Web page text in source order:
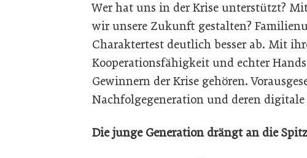
Wer hat uns in der Krise unterstützt?
wir unsere Zukunft gestalten?
Charaktertest deutlich besser ab. Mit
Kooperationsfähigkeit und echter
Gewinnern der Krise gehören.
Nachfolgegeneration und deren digitale
Die junge Generation drängt an die